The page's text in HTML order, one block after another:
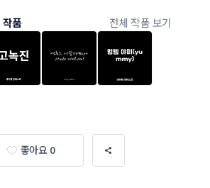
작품 전체 작품 보기
좋아요 0